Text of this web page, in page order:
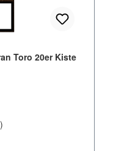
Toro 20er Kiste